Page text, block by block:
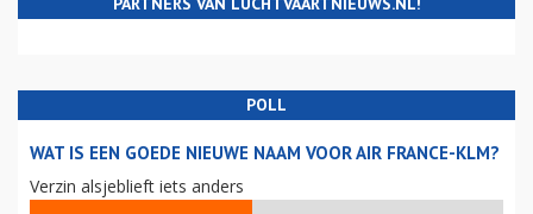
POLL
WAT IS EEN GOEDE NIEUWE NAAM VOOR AIR FRANCE-KLM?
Verzin alsjeblieft iets anders